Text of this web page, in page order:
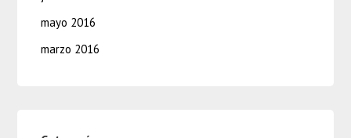
mayo 2016
marzo 2016